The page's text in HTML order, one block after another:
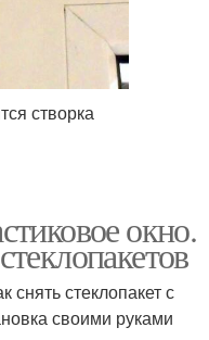
створка
окно.
стеклопакет с
своими руками